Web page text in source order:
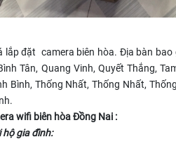
đặt camera biên hòa. Địa bàn
Tân, Quang Vinh, Quyết Thắng,
Bình, Thống Nhất, Thống Nhất,
wifi biên hòa Đồng Nai :
hộ gia đình: